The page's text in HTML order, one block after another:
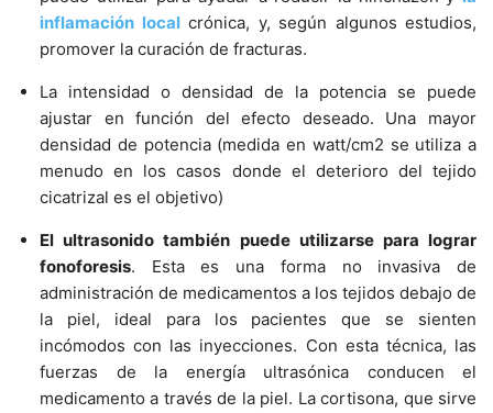
inflamación localcrónica, y, según algunos estudios,
promover la curación de fracturas.
La intensidad o densidad de la potencia se puede
ajustar en función del efecto deseado. Una mayor
densidad de potencia (medida en watt/cm2 se utiliza a
menudo en los casos donde el deterioro del tejido
cicatrizal es el objetivo)
El ultrasonido también puede utilizarse para lograr
fonoforesis. Esta es una forma no invasiva de
administración de medicamentos a los tejidos debajo de
la piel, ideal para los pacientes que se sienten
incómodos con las inyecciones. Con esta técnica, las
fuerzas de la energí­a ultrasónica conducen el
medicamento a través de la piel. La cortisona, que sirve